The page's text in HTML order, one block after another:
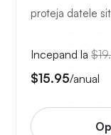
proteja datele
Incepand la
$15.95/anual